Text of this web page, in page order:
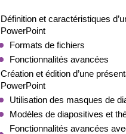
Définition et caractéristiques
PowerPoint
Formats de fichiers
Fonctionnalités avancées
Création et édition d’une
PowerPoint
Utilisation des masques de
Modèles de diapositives et
Fonctionnalités avancées